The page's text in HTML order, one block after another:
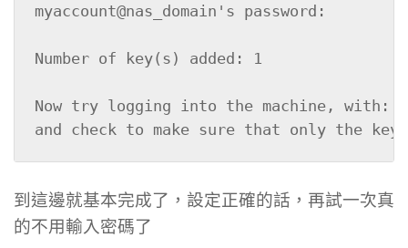
myaccount@nas_domain's password:
Number of key(s) added: 1
Now try logging into the machine, with:
and check to make sure that only the
到這邊就基本完成了，設定正確的話，再試一次真
的不用輸入密碼了